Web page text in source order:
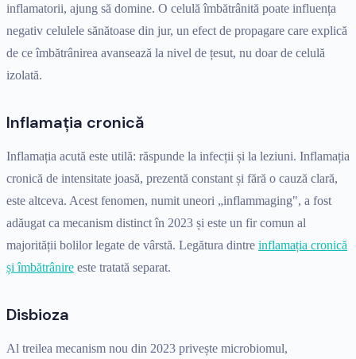
inflamatorii, ajung să domine. O celulă îmbătrânită poate influența
negativ celulele sănătoase din jur, un efect de propagare care explică
de ce îmbătrânirea avansează la nivel de țesut, nu doar de celulă
izolată.
Inflamația cronică
Inflamația acută este utilă: răspunde la infecții și la leziuni. Inflamația
cronică de intensitate joasă, prezentă constant și fără o cauză clară,
este altceva. Acest fenomen, numit uneori „inflammaging", a fost
adăugat ca mecanism distinct în 2023 și este un fir comun al
majorității bolilor legate de vârstă. Legătura dintre inflamația cronică
și îmbătrânire este tratată separat.
Disbioza
Al treilea mecanism nou din 2023 privește microbiomul,